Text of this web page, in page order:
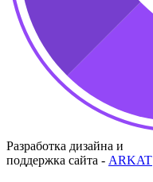
Разработка дизайна и
поддержка сайта - ARKAT